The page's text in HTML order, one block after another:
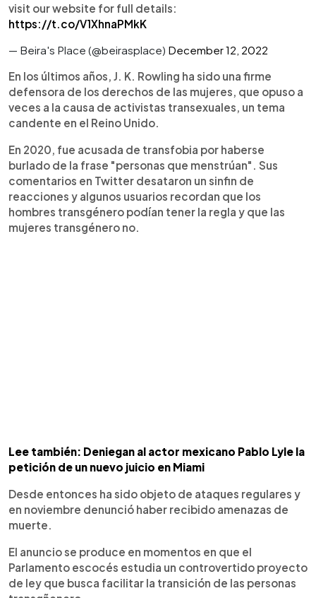
visit our website for full details:
https://t.co/V1XhnaPMkK
— Beira's Place (@beirasplace) December 12, 2022
En los últimos años, J. K. Rowling ha sido una firme
defensora de los derechos de las mujeres, que opuso a
veces a la causa de activistas transexuales, un tema
candente en el Reino Unido.
En 2020, fue acusada de transfobia por haberse
burlado de la frase "personas que menstrúan". Sus
comentarios en Twitter desataron un sinfin de
reacciones y algunos usuarios recordan que los
hombres transgénero podían tener la regla y que las
mujeres transgénero no.
Lee también: Deniegan al actor mexicano Pablo Lyle la
petición de un nuevo juicio en Miami
Desde entonces ha sido objeto de ataques regulares y
en noviembre denunció haber recibido amenazas de
muerte.
El anuncio se produce en momentos en que el
Parlamento escocés estudia un controvertido proyecto
de ley que busca facilitar la transición de las personas